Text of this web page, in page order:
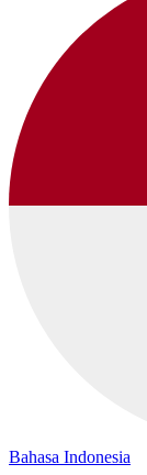
Bahasa Indonesia